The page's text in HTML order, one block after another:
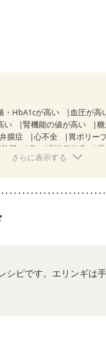
・HbA1cが高い 血圧が高
い 腎機能の値が高い 糖
膜症 心不全 胃ポリー
肝 痔 慢性便秘症
糖尿病性腎症（第２期）
診・血圧が気になる（初期）
マチ
さらに表示する
シピです。エリンギは